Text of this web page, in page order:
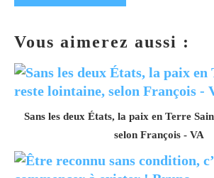
Vous aimerez aussi :
Sans les deux États, la paix en Terre
selon François - VA